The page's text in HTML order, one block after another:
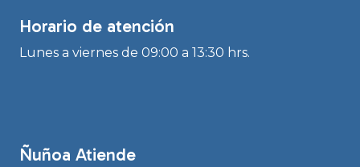
Horario de atención
Lunes a viernes de 09:00 a 13:30 hrs.
Ñuñoa Atiende